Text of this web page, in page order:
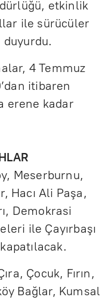
etkinlik
ile sürücüler
4 Temmuz
itibaren
erene kadar
Meserburnu,
Hacı Ali Paşa,
Demokrasi
ile Çayırbaşı
Çocuk, Fırın,
Bağlar, Kumsal